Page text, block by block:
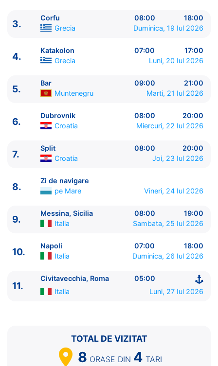
Ziua | Portul | Sosire - Plecare
----------------------------------------
2.
Zi de navigare pe Mare
0:00 - 0:00
Corfu Grecia
Katakolon Grecia
07:00 - 17:00
5.
Muntenegru
09:00 - 21:00
Croatia
8. Zi de navigare
0:00 - 0:00
Napoli Italia 07:00 - 18:00
11.
Civitavecchia, Roma 05:00 - ⚓
3.
Corfu 08:00
18:00
Grecia
Duminica, 19 Iul 2026
4.
Katakolon 07:00
17:00
Grecia
Luni, 20 Iul 2026
5.
Bar 09:00
21:00
Muntenegru
Marti, 21 Iul 2026
6.
Dubrovnik 08:00
20:00
Croatia
Miercuri, 22 Iul 2026
7.
Split 08:00
20:00
Croatia
Joi, 23 Iul 2026
8.
Zi de navigare
pe Mare
Vineri, 24 Iul 2026
9.
Messina, Sicilia 08:00
19:00
Italia
Sambata, 25 Iul 2026
10.
Napoli 07:00
18:00
Italia
Duminica, 26 Iul 2026
11.
Civitavecchia, Roma
05:00
Italia
Luni, 27 Iul 2026
TOTAL DE VIZITAT
8 ORASE DIN 4 TARI